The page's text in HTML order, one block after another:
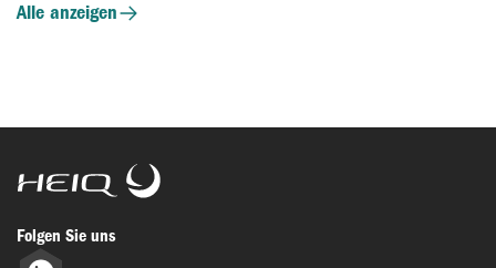
Alle anzeigen
HeiQ
Folgen Sie uns